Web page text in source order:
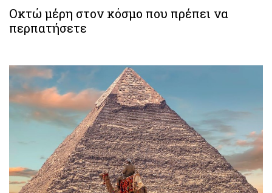
Οκτώ μέρη στον κόσμο που πρέπει να
περπατήσετε